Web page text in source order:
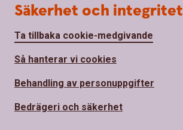
Säkerhet och integritet
Ta tillbaka cookie-medgivande
Så hanterar vi cookies
Behandling av personuppgifter
Bedrägeri och säkerhet